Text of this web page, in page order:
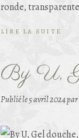
ronde,
LIRE LA SUITE
By U,
Publié le5 avril 2024par